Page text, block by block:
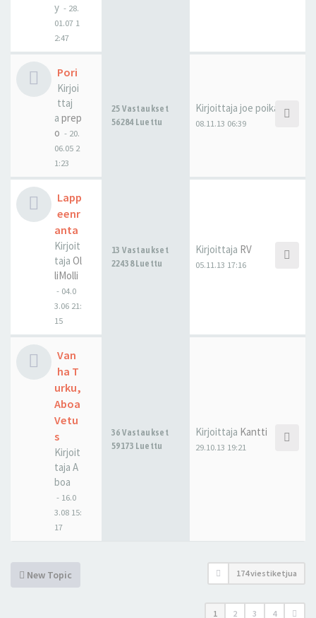
y - 28.
01.07 1
2:47
Pori
Kirjoi
ttaj
a prep
o - 20.
06.05 2
1:23
25 Vastaukset
56284 Luettu
Kirjoittaja joe poika
08.11.13 06:39
Lapp
eenr
anta
Kirjoit
taja Ol
liMolli
- 04.0
3.06 21:
15
13 Vastaukset
22438 Luettu
Kirjoittaja RV
05.11.13 17:16
Van
ha T
urku,
Aboa
Vetu
s
Kirjoit
taja A
boa
- 16.0
3.08 15:
17
36 Vastaukset
59173 Luettu
Kirjoittaja Kantti
29.10.13 19:21
New Topic 174 viestiketjua
1 2 3 4